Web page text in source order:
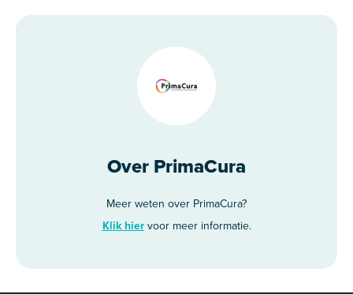
Over PrimaCura
Meer weten over PrimaCura?
Klik hiervoor meer informatie.